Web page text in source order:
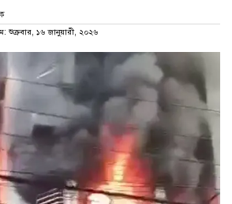
শুক্রবার, ১৬ জানুয়ারী, ২০২৬